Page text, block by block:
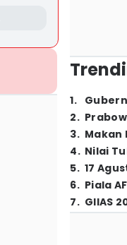
1.
2.
3. Makan
4. Nilai
5. 17
6. Piala
7. GIIAS